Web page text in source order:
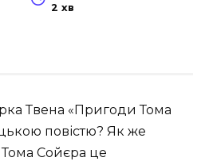
2 хв
Твена «Пригоди Тома
повістю? Як же
Тома Сойєра це